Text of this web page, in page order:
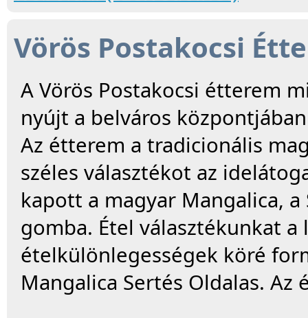
Vörös Postakocsi
A Vörös Postakocsi étterem
nyújt a belváros
Az étterem a tradicionális
széles választékot az
kapott a magyar Mangalica,
gomba. Étel választékunkat a
ételkülönlegességek köré
Mangalica Sertés Oldalas.